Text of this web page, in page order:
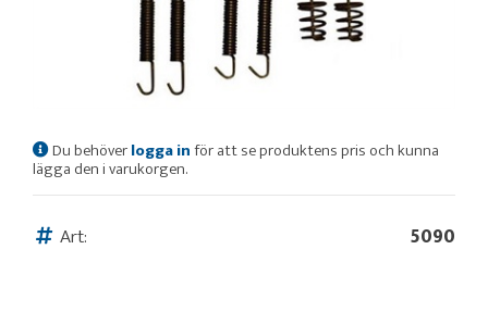
Du behöverlogga inför att se produktens pris och kunna
lägga den i varukorgen.
Art: 5090